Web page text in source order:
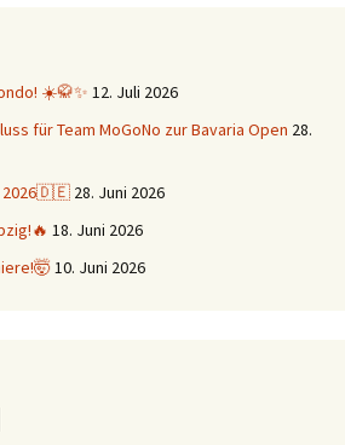
☀️🥋✨ 12. Juli 2026
für Team MoGoNo zur Bavaria Open 28.
2026🇩🇪 28. Juni 2026
18. Juni 2026
10. Juni 2026